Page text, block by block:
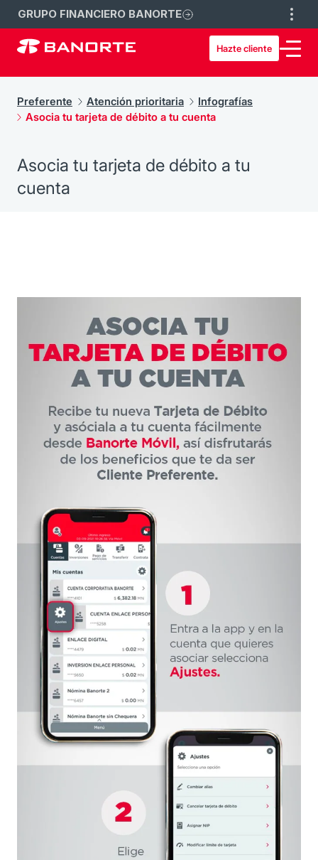
GRUPO FINANCIERO BANORTE
Hazte cliente
Preferente Atención prioritaria
Infografías
Asocia tu tarjeta de débito a tu cuenta
Asocia tu tarjeta de débito a tu
cuenta